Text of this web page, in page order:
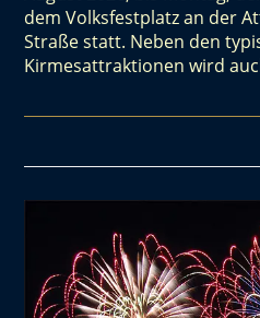
dem Volksfestplatz an der
Straße statt. Neben den
Kirmesattraktionen wird